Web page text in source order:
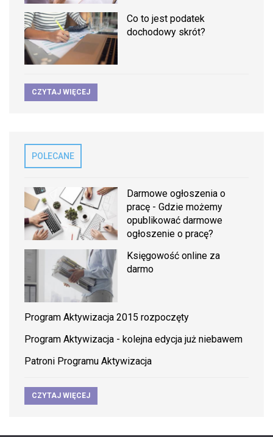
Co to jest podatek
dochodowy skrót?
CZYTAJ WIĘCEJ
POLECANE
Darmowe ogłoszenia o
pracę - Gdzie możemy
opublikować darmowe
ogłoszenie o pracę?
Księgowość online za
darmo
Program Aktywizacja 2015 rozpoczęty
Program Aktywizacja - kolejna edycja już niebawem
Patroni Programu Aktywizacja
CZYTAJ WIĘCEJ